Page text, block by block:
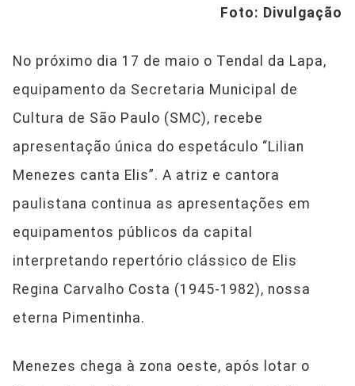
Foto: Divulgação
No próximo dia 17 de maio o Tendal da Lapa,
equipamento da Secretaria Municipal de
Cultura de São Paulo (SMC), recebe
apresentação única do espetáculo “Lilian
Menezes canta Elis”. A atriz e cantora
paulistana continua as apresentações em
equipamentos públicos da capital
interpretando repertório clássico de Elis
Regina Carvalho Costa (1945-1982), nossa
eterna Pimentinha.
Menezes chega à zona oeste, após lotar o